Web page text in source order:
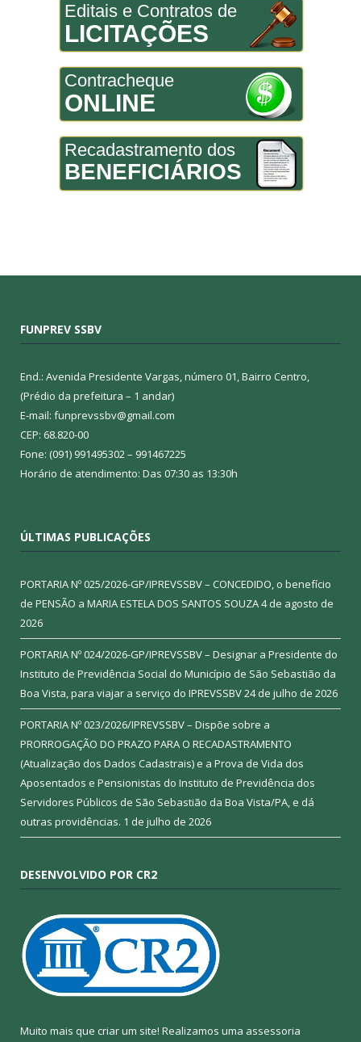
Editais e Contratos de
LICITAÇÕES
Contracheque
ONLINE
Recadastramento dos
BENEFICIÁRIOS
FUNPREV SSBV
End.: Avenida Presidente Vargas, número 01, Bairro Centro,
(Prédio da prefeitura – 1 andar)
E-mail: funprevssbv@gmail.com
CEP: 68.820-00
Fone: (091) 991495302 – 991467225
Horário de atendimento: Das 07:30 as 13:30h
ÚLTIMAS PUBLICAÇÕES
PORTARIA Nº 025/2026-GP/IPREVSSBV – CONCEDIDO, o benefício
de PENSÃO a MARIA ESTELA DOS SANTOS SOUZA4 de agosto de
2026
PORTARIA Nº 024/2026-GP/IPREVSSBV – Designar a Presidente do
Instituto de Previdência Social do Município de São Sebastião da
Boa Vista, para viajar a serviço do IPREVSSBV24 de julho de 2026
PORTARIA Nº 023/2026/IPREVSSBV – Dispõe sobre a
PRORROGAÇÃO DO PRAZO PARA O RECADASTRAMENTO
(Atualização dos Dados Cadastrais) e a Prova de Vida dos
Aposentados e Pensionistas do Instituto de Previdência dos
Servidores Públicos de São Sebastião da Boa Vista/PA, e dá
outras providências. 1 de julho de 2026
DESENVOLVIDO POR CR2
Muito mais que criar um site! Realizamos uma assessoria